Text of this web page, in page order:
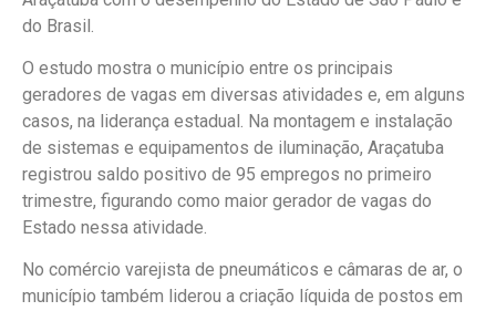
do Brasil.
O estudo mostra o município entre os principais
geradores de vagas em diversas atividades e, em alguns
casos, na liderança estadual. Na montagem e instalação
de sistemas e equipamentos de iluminação, Araçatuba
registrou saldo positivo de 95 empregos no primeiro
trimestre, figurando como maior gerador de vagas do
Estado nessa atividade.
No comércio varejista de pneumáticos e câmaras de ar, o
município também liderou a criação líquida de postos em